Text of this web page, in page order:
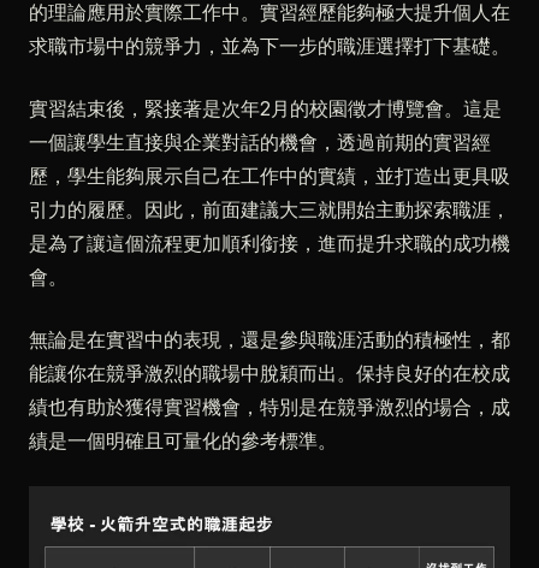
的理論應用於實際工作中。實習經歷能夠極大提升個人在
求職市場中的競爭力，並為下一步的職涯選擇打下基礎。
實習結束後，緊接著是次年2月的校園徵才博覽會。這是
一個讓學生直接與企業對話的機會，透過前期的實習經
歷，學生能夠展示自己在工作中的實績，並打造出更具吸
引力的履歷。因此，前面建議大三就開始主動探索職涯，
是為了讓這個流程更加順利銜接，進而提升求職的成功機
會。
無論是在實習中的表現，還是參與職涯活動的積極性，都
能讓你在競爭激烈的職場中脫穎而出。保持良好的在校成
績也有助於獲得實習機會，特別是在競爭激烈的場合，成
績是一個明確且可量化的參考標準。